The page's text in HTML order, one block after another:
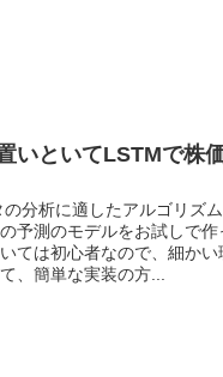
いといてLSTMで株
分析に適したアルゴリズ
予測のモデルをお試しで作
ては初心者なので、細か
、簡単な実装の方...